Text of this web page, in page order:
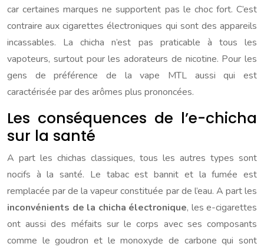
car certaines marques ne supportent pas le choc fort. C’est
contraire aux cigarettes électroniques qui sont des appareils
incassables. La chicha n’est pas praticable à tous les
vapoteurs, surtout pour les adorateurs de nicotine. Pour les
gens de préférence de la vape MTL aussi qui est
caractérisée par des arômes plus prononcées.
Les conséquences de l’e-chicha
sur la santé
A part les chichas classiques, tous les autres types sont
nocifs à la santé. Le tabac est bannit et la fumée est
remplacée par de la vapeur constituée par de l’eau. A part les
inconvénients de la chicha électronique, les e-cigarettes
ont aussi des méfaits sur le corps avec ses composants
comme le goudron et le monoxyde de carbone qui sont